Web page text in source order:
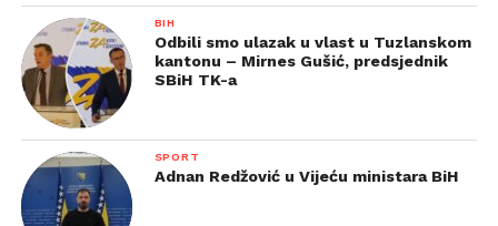
BIH
Odbili smo ulazak u vlast u Tuzlanskom
kantonu – Mirnes Gušić, predsjednik
SBiH TK-a
SPORT
Adnan Redžović u Vijeću ministara BiH